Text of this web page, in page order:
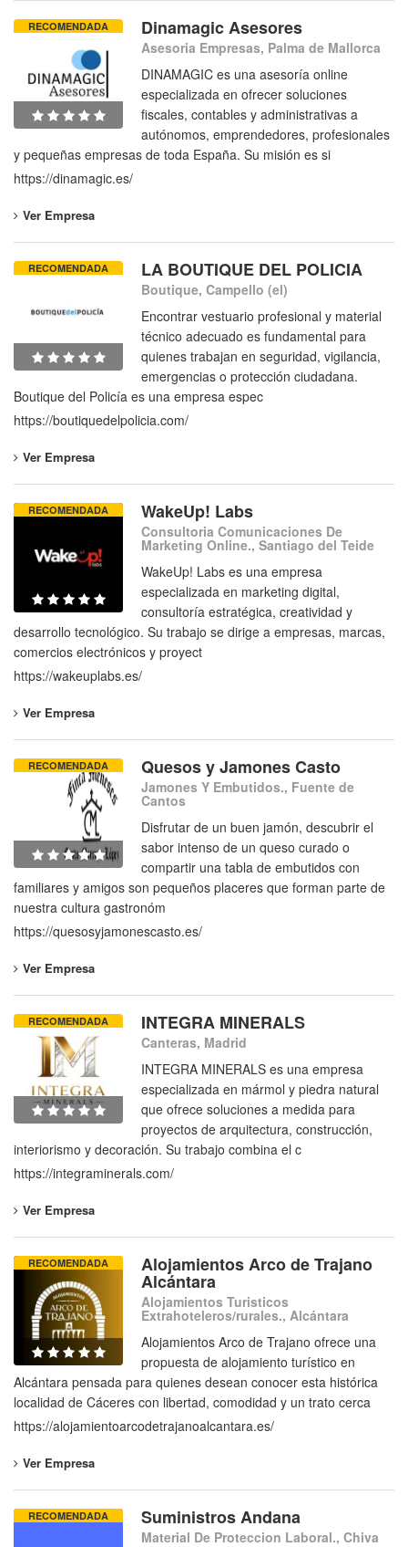
RECOMENDADA Dinamagic Asesores
Asesoria Empresas, Palma de Mallorca
DINAMAGIC es una asesoría online
especializada en ofrecer soluciones
fiscales, contables y administrativas a
autónomos, emprendedores, profesionales
y pequeñas empresas de toda España. Su misión es si
https://dinamagic.es/
Ver Empresa
RECOMENDADA LA BOUTIQUE DEL POLICIA
Boutique, Campello (el)
Encontrar vestuario profesional y material
técnico adecuado es fundamental para
quienes trabajan en seguridad, vigilancia,
emergencias o protección ciudadana.
Boutique del Policía es una empresa espec
https://boutiquedelpolicia.com/
Ver Empresa
RECOMENDADA WakeUp! Labs
Consultoria Comunicaciones De
Marketing Online., Santiago del Teide
WakeUp! Labs es una empresa
especializada en marketing digital,
consultoría estratégica, creatividad y
desarrollo tecnológico. Su trabajo se dirige a empresas, marcas,
comercios electrónicos y proyect
https://wakeuplabs.es/
Ver Empresa
RECOMENDADA Quesos y Jamones Casto
Jamones Y Embutidos., Fuente de
Cantos
Disfrutar de un buen jamón, descubrir el
sabor intenso de un queso curado o
compartir una tabla de embutidos con
familiares y amigos son pequeños placeres que forman parte de
nuestra cultura gastronóm
https://quesosyjamonescasto.es/
Ver Empresa
RECOMENDADA INTEGRA MINERALS
Canteras, Madrid
INTEGRA MINERALS es una empresa
especializada en mármol y piedra natural
que ofrece soluciones a medida para
proyectos de arquitectura, construcción,
interiorismo y decoración. Su trabajo combina el c
https://integraminerals.com/
Ver Empresa
RECOMENDADA Alojamientos Arco de Trajano
Alcántara
Alojamientos Turisticos
Extrahoteleros/rurales., Alcántara
Alojamientos Arco de Trajano ofrece una
propuesta de alojamiento turístico en
Alcántara pensada para quienes desean conocer esta histórica
localidad de Cáceres con libertad, comodidad y un trato cerca
https://alojamientoarcodetrajanoalcantara.es/
Ver Empresa
RECOMENDADA Suministros Andana
Material De Proteccion Laboral., Chiva